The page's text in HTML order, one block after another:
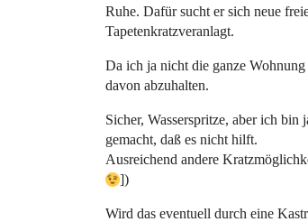
Ruhe. Dafür sucht er sich neue
Tapetenkratzveranlagt.
Da ich ja nicht die ganze
davon abzuhalten.
Sicher, Wasserspritze, aber ich
gemacht, daß es nicht hilft.
Ausreichend andere
])
Wird das eventuell durch eine